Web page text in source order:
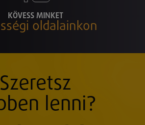
KÖVESS MINKET
oldalainkon
Szeretsz
lenni?